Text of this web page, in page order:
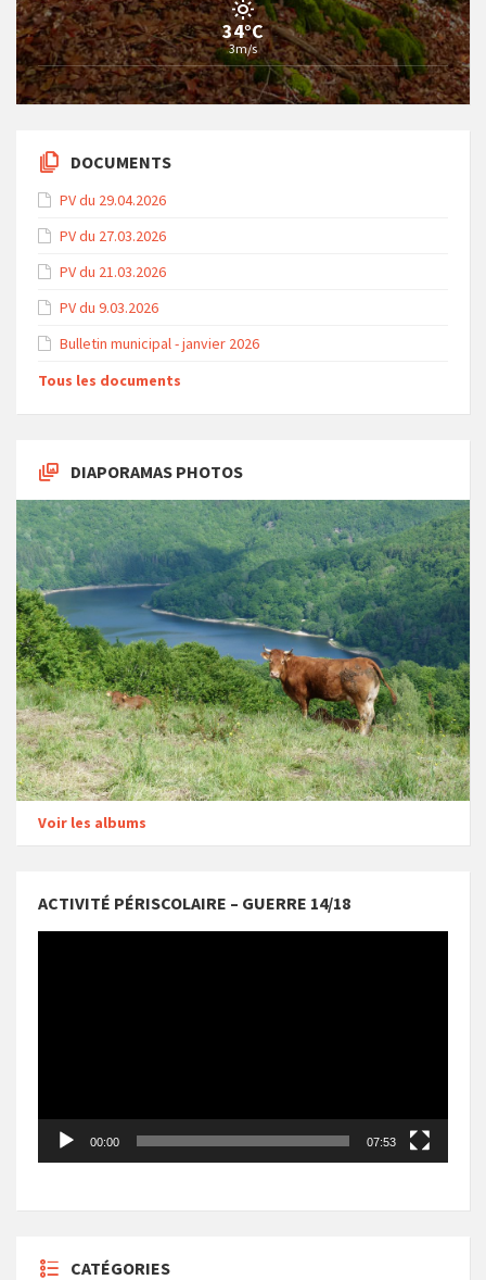
34°C
3m/s
DOCUMENTS
PV du 29.04.2026
PV du 27.03.2026
PV du 21.03.2026
PV du 9.03.2026
Bulletin municipal - janvier 2026
Tous les documents
DIAPORAMAS PHOTOS
Voir les albums
ACTIVITÉ PÉRISCOLAIRE – GUERRE 14/18
Lecteur
00:00 07:53
CATÉGORIES